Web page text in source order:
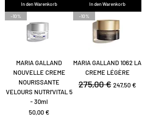
In den Warenkorb In den Warenkorb
-10%
MARIA GALLAND
NOUVELLE CREME
NOURISSANTE
VELOURS NUTRI’VITAL 5
- 30ml
Preis
50,00 €
-10%
MARIA GALLAND 1062 LA
CREME LÉGÈRE
Standardpreis
275,00 € Sale-Preis
247,50 €